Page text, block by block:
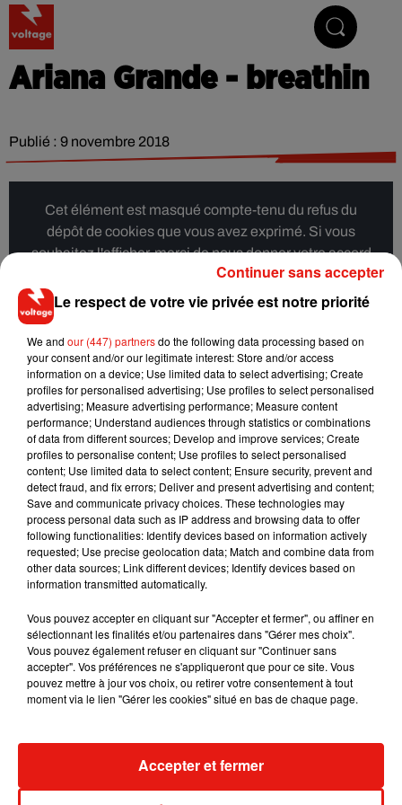
Ariana Grande - breathin
Publié : 9 novembre 2018
Cet élément est masqué compte-tenu du refus du
dépôt de cookies que vous avez exprimé. Si vous
souhaitez l'afficher, merci de nous donner votre accord
en cliquant sur le bouton ci-dessous.
Musique
6 août 2026
Il y a 10 ans, DJ Snake changeait de
dimension avec son premier...
3 août 2026
Fred again..
Le respect de votre vie privée est notre priorité
We and our (447) partnersdo the following data processing based on
your consent and/or our legitimate interest: Store and/or access
information on a device; Use limited data to select advertising; Create
profiles for personalised advertising; Use profiles to select personalised
advertising; Measure advertising performance; Measure content
performance; Understand audiences through statistics or combinations
of data from different sources; Develop and improve services; Create
profiles to personalise content; Use profiles to select personalised
content; Use limited data to select content; Ensure security, prevent and
detect fraud, and fix errors; Deliver and present advertising and content;
Save and communicate privacy choices. These technologies may
process personal data such as IP address and browsing data to offer
following functionalities: Identify devices based on information actively
requested; Use precise geolocation data; Match and combine data from
other data sources; Link different devices; Identify devices based on
information transmitted automatically.
Vous pouvez accepter en cliquant sur "Accepter et fermer", ou affiner en
sélectionnant les finalités et/ou partenaires dans "Gérer mes choix".
Vous pouvez également refuser en cliquant sur "Continuer sans
accepter". Vos préférences ne s'appliqueront que pour ce site. Vous
pouvez mettre à jour vos choix, ou retirer votre consentement à tout
moment via le lien "Gérer les cookies" situé en bas de chaque page.
Accepter et fermer
Continuer sans accepter